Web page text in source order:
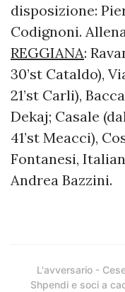
disposizione:
Codignoni.
REGGIANA:
30’st Cataldo),
21’st Carli),
Dekaj; Casale
41’st Meacci),
Fontanesi,
Andrea Bazzini.
L'avversario -
Shpendi e soci a